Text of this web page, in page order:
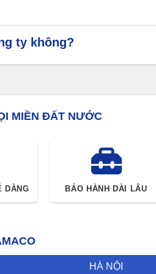
hỗ trợ độ phân giải cao như Full
ty không?
MIỀN ĐẤT NƯỚC
DÀNG BẢO HÀNH DÀI LÂU
HÀ NỘI